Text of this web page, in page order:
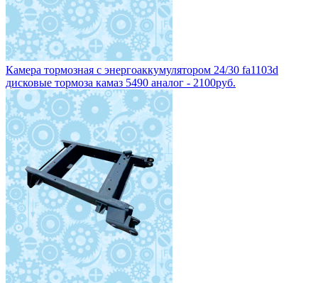
Камера тормозная с энергоаккумулятором 24/30 fa1103d
дисковые тормоза камаз 5490 аналог - 2100руб.